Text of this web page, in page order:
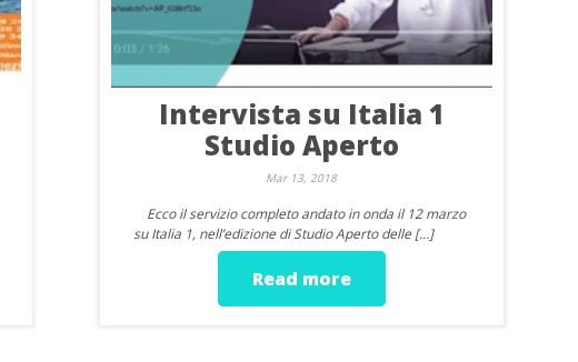
Intervista su Italia 1
Studio Aperto
Mar 13, 2018
Ecco il servizio completo andato in onda il 12 marzo
su Italia 1, nell’edizione di Studio Aperto delle […]
Read more